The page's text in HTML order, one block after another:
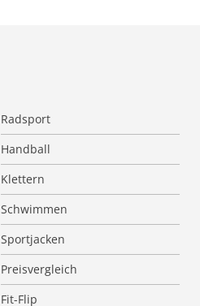
Radsport
Handball
Klettern
Schwimmen
Sportjacken
Preisvergleich
Fit-Flip